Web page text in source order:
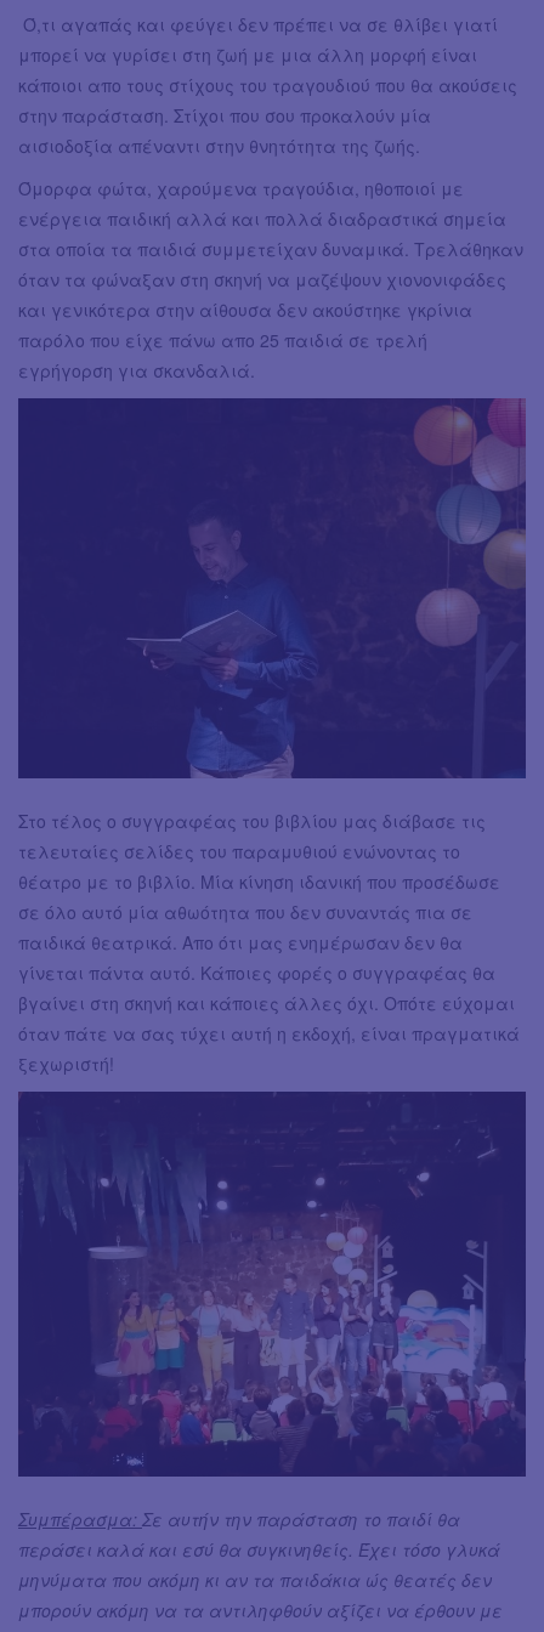
Ό,τι αγαπάς και φεύγει δεν πρέπει να σε θλίβει γιατί
μπορεί να γυρίσει στη ζωή με μια άλλη μορφή είναι
κάποιοι απο τους στίχους του τραγουδιού που θα ακούσεις
στην παράσταση. Στίχοι που σου προκαλούν μία
αισιοδοξία απέναντι στην θνητότητα της ζωής.
Όμορφα φώτα, χαρούμενα τραγούδια, ηθοποιοί με
ενέργεια παιδική αλλά και πολλά διαδραστικά σημεία
στα οποία τα παιδιά συμμετείχαν δυναμικά. Τρελάθηκαν
όταν τα φώναξαν στη σκηνή να μαζέψουν χιονονιφάδες
και γενικότερα στην αίθουσα δεν ακούστηκε γκρίνια
παρόλο που είχε πάνω απο 25 παιδιά σε τρελή
εγρήγορση για σκανδαλιά.
Στο τέλος ο συγγραφέας του βιβλίου μας διάβασε τις
τελευταίες σελίδες του παραμυθιού ενώνοντας το
θέατρο με το βιβλίο. Μία κίνηση ιδανική που προσέδωσε
σε όλο αυτό μία αθωότητα που δεν συναντάς πια σε
παιδικά θεατρικά. Απο ότι μας ενημέρωσαν δεν θα
γίνεται πάντα αυτό. Κάποιες φορές ο συγγραφέας θα
βγαίνει στη σκηνή και κάποιες άλλες όχι. Οπότε εύχομαι
όταν πάτε να σας τύχει αυτή η εκδοχή, είναι πραγματικά
ξεχωριστή!
Συμπέρασμα: Σε αυτήν την παράσταση το παιδί θα
περάσει καλά και εσύ θα συγκινηθείς. Έχει τόσο γλυκά
μηνύματα που ακόμη κι αν τα παιδάκια ώς θεατές δεν
μπορούν ακόμη να τα αντιληφθούν αξίζει να έρθουν με